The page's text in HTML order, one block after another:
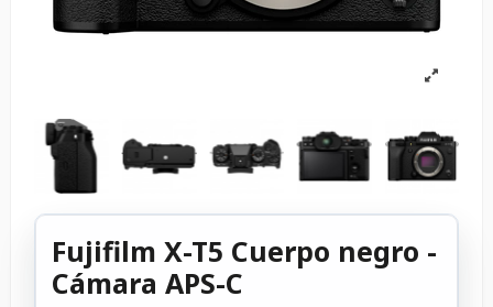
Fujifilm X-T5 Cuerpo negro -
Cámara APS-C